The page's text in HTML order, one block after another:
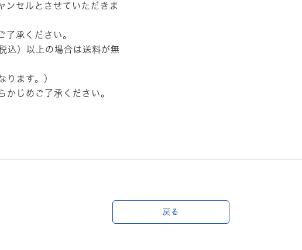
セルとさせていただきま
承ください。
込）以上の場合は送料が無
ります。）
じめご了承ください。
戻る